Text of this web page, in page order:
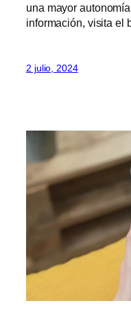
una mayor
información, visita el
2 julio, 2024